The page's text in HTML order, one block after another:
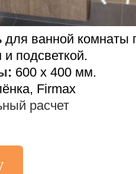
для ванной комнаты
подсветкой.
: 600 х 400 мм.
Firmax
расчет